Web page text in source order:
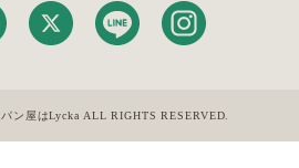
ン屋はLycka ALL RIGHTS RESERVED.